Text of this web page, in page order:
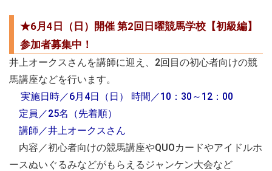
★6月4日（日）開催 第2回日曜競馬学校【初級編】
参加者募集中！
井上オークスさんを講師に迎え、2回目の初心者向けの競
馬講座などを行います。
実施日時／6月4日（日） 時間／10：30～12：00
定員／25名（先着順）
講師／井上オークスさん
内容／初心者向けの競馬講座やQUOカードやアイドルホ
ースぬいぐるみなどがもらえるジャンケン大会など